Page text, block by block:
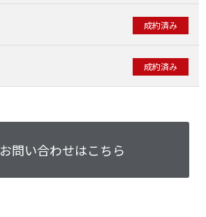
成約済み
成約済み
お問い合わせはこちら